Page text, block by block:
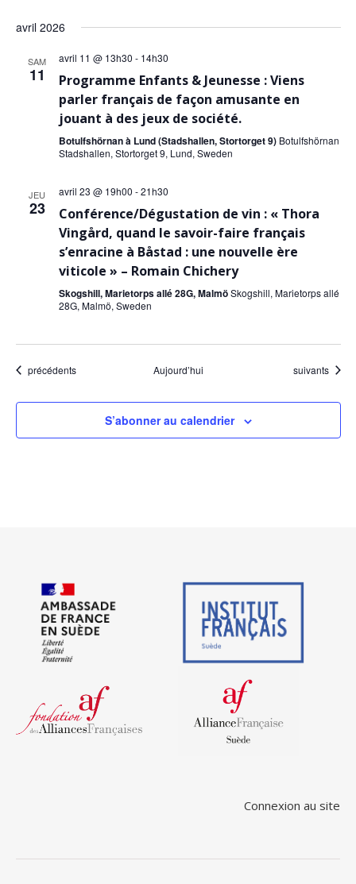
avril 2026
SAM
11
avril 11 @ 13h30 - 14h30
Programme Enfants & Jeunesse : Viens
parler français de façon amusante en
jouant à des jeux de société.
Botulfshörnan à Lund (Stadshallen, Stortorget 9) Botulfshörnan
Stadshallen, Stortorget 9, Lund, Sweden
JEU
23
avril 23 @ 19h00 -21h30
Conférence/Dégustation de vin : « Thora
Vingård, quand le savoir-faire français
s’enracine à Båstad : une nouvelle ère
viticole » – Romain Chichery
Skogshill, Marietorps allé 28G, MalmöSkogshill, Marietorps allé
28G, Malmö, Sweden
Évènements
précédents Aujourd’hui Évènements
suivants
S’abonner au calendrier
Connexion au site